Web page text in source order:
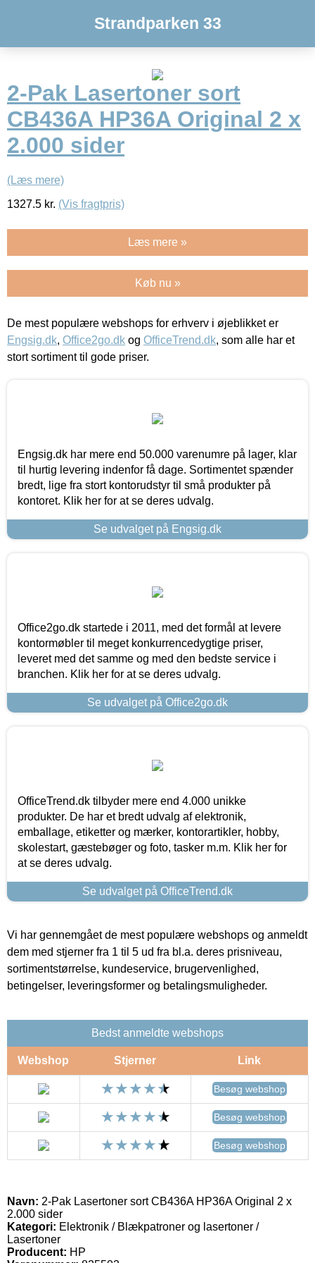
Strandparken 33
2-Pak Lasertoner sort
CB436A HP36A Original 2 x
2.000 sider
(Læs mere)
1327.5 kr. (Vis fragtpris)
Læs mere »
Køb nu »
De mest populære webshops for erhverv i øjeblikket er
Engsig.dk, Office2go.dk og OfficeTrend.dk, som alle har et
stort sortiment til gode priser.
Engsig.dk har mere end 50.000 varenumre på lager, klar
til hurtig levering indenfor få dage. Sortimentet spænder
bredt, lige fra stort kontorudstyr til små produkter på
kontoret. Klik her for at se deres udvalg.
Se udvalget på Engsig.dk
Office2go.dk startede i 2011, med det formål at levere
kontormøbler til meget konkurrencedygtige priser,
leveret med det samme og med den bedste service i
branchen. Klik her for at se deres udvalg.
Se udvalget på Office2go.dk
OfficeTrend.dk tilbyder mere end 4.000 unikke
produkter. De har et bredt udvalg af elektronik,
emballage, etiketter og mærker, kontorartikler, hobby,
skolestart, gæstebøger og foto, tasker m.m. Klik her for
at se deres udvalg.
Se udvalget på OfficeTrend.dk
Vi har gennemgået de mest populære webshops og anmeldt
dem med stjerner fra 1 til 5 ud fra bl.a. deres prisniveau,
sortimentstørrelse, kundeservice, brugervenlighed,
betingelser, leveringsformer og betalingsmuligheder.
Bedst anmeldte webshops
Webshop Stjerner Link
Besøg webshop
Besøg webshop
Besøg webshop
Navn: 2-Pak Lasertoner sort CB436A HP36A Original 2 x
2.000 sider
Kategori: Elektronik / Blækpatroner og lasertoner /
Lasertoner
Producent: HP